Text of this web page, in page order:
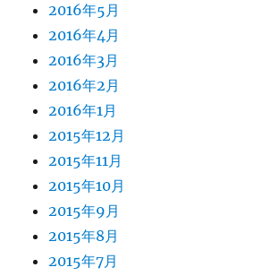
2016年5月
2016年4月
2016年3月
2016年2月
2016年1月
2015年12月
2015年11月
2015年10月
2015年9月
2015年8月
2015年7月